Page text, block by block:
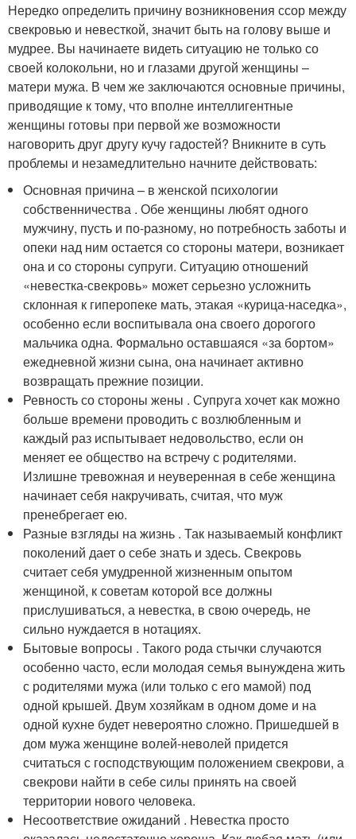
Нередко определить причину возникновения ссор между
свекровью и невесткой, значит быть на голову выше и
мудрее. Вы начинаете видеть ситуацию не только со
своей колокольни, но и глазами другой женщины –
матери мужа. В чем же заключаются основные причины,
приводящие к тому, что вполне интеллигентные
женщины готовы при первой же возможности
наговорить друг другу кучу гадостей? Вникните в суть
проблемы и незамедлительно начните действовать:
Основная причина – в женской психологии
собственничества . Обе женщины любят одного
мужчину, пусть и по-разному, но потребность заботы и
опеки над ним остается со стороны матери, возникает
она и со стороны супруги. Ситуацию отношений
«невестка-свекровь» может серьезно усложнить
склонная к гиперопеке мать, этакая «курица-наседка»,
особенно если воспитывала она своего дорогого
мальчика одна. Формально оставшаяся «за бортом»
ежедневной жизни сына, она начинает активно
возвращать прежние позиции.
Ревность со стороны жены . Супруга хочет как можно
больше времени проводить с возлюбленным и
каждый раз испытывает недовольство, если он
меняет ее общество на встречу с родителями.
Излишне тревожная и неуверенная в себе женщина
начинает себя накручивать, считая, что муж
пренебрегает ею.
Разные взгляды на жизнь . Так называемый конфликт
поколений дает о себе знать и здесь. Свекровь
считает себя умудренной жизненным опытом
женщиной, к советам которой все должны
прислушиваться, а невестка, в свою очередь, не
сильно нуждается в нотациях.
Бытовые вопросы . Такого рода стычки случаются
особенно часто, если молодая семья вынуждена жить
с родителями мужа (или только с его мамой) под
одной крышей. Двум хозяйкам в одном доме и на
одной кухне будет невероятно сложно. Пришедшей в
дом мужа женщине волей-неволей придется
считаться с господствующим положением свекрови, а
свекрови найти в себе силы принять на своей
территории нового человека.
Несоответствие ожиданий . Невестка просто